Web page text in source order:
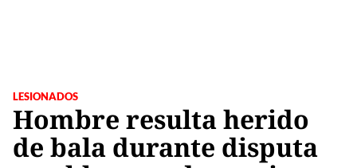
LESIONADOS
Hombre resulta herido
de bala durante disputa